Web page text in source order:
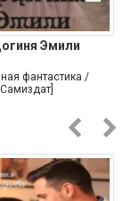
Эмили
фантастика /
Самиздат]